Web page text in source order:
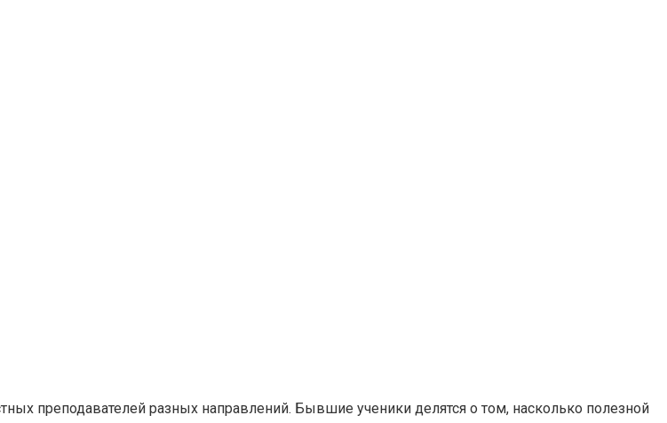
преподавателей разных направлений. Бывшие ученики делятся о том, насколько полезной